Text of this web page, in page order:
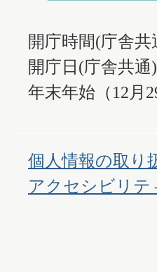
開庁時間(庁舎
開庁日(庁舎共
年末年始（12月
個人情報の取り
アクセシビリテ